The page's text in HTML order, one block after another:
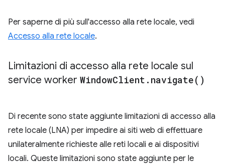
Per saperne di più sull'accesso alla rete locale, vedi
Accesso alla rete locale.
Limitazioni di accesso alla rete locale sul
service worker WindowClient . navigate( )
Di recente sono state aggiunte limitazioni di accesso alla
rete locale (LNA) per impedire ai siti web di effettuare
unilateralmente richieste alle reti locali e ai dispositivi
locali. Queste limitazioni sono state aggiunte per le